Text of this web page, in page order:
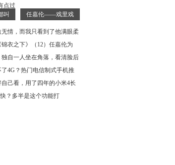
叫 任嘉伦——戏里戏
情，而我只看到了他满眼柔
衣之下》（12）任嘉伦为
自一人坐在角落，看清脸后
4G？热门电信制式手机推
己看，用了四年的小米4长
？多半是这个功能打